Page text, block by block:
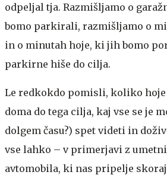
odpeljal tja. Razmišljamo o
bomo parkirali, razmišljamo o
in o minutah hoje, ki jih bomo
parkirne hiše do cilja.
Le redkokdo pomisli, koliko hoje
doma do tega cilja, kaj vse se je
dolgem času?) spet videti in
vse lahko – v primerjavi z
avtomobila, ki nas pripelje